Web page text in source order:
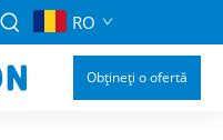
RO
Obțineți o ofertă